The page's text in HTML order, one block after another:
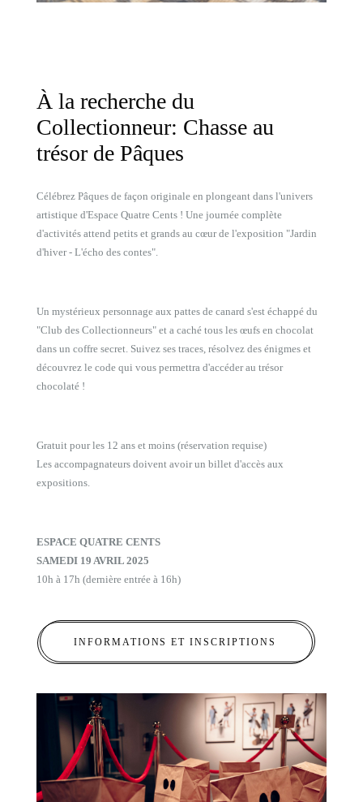
À la recherche du
Collectionneur: Chasse au
trésor de Pâques
Célébrez Pâques de façon originale en plongeant dans l'univers
artistique d'Espace Quatre Cents ! Une journée complète
d'activités attend petits et grands au cœur de l'exposition "Jardin
d'hiver - L'écho des contes".
Un mystérieux personnage aux pattes de canard s'est échappé du
"Club des Collectionneurs" et a caché tous les œufs en chocolat
dans un coffre secret. Suivez ses traces, résolvez des énigmes et
découvrez le code qui vous permettra d'accéder au trésor
chocolaté !
Gratuit pour les 12 ans et moins (réservation requise)
Les accompagnateurs doivent avoir un billet d'accès aux
expositions.
ESPACE QUATRE CENTS
SAMEDI 19 AVRIL 2025
10h à 17h (dernière entrée à 16h)
INFORMATIONS ET INSCRIPTIONS